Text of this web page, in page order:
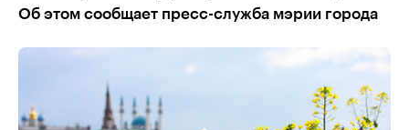
Об этом сообщает пресс-служба мэрии города